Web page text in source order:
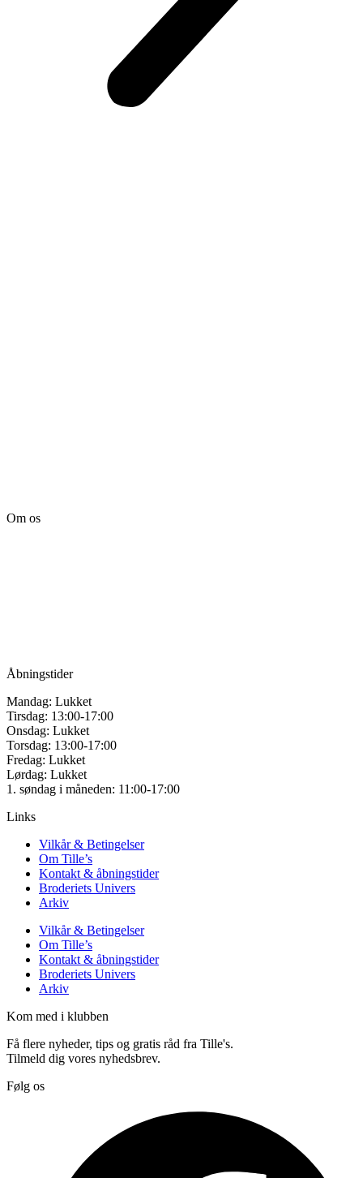
Om os
Åbningstider
Mandag: Lukket
Tirsdag: 13:00-17:00
Onsdag: Lukket
Torsdag: 13:00-17:00
Fredag: Lukket
Lørdag: Lukket
1. søndag i måneden: 11:00-17:00
Links
Vilkår & Betingelser
Om Tille’s
Kontakt & åbningstider
Broderiets Univers
Arkiv
Vilkår & Betingelser
Om Tille’s
Kontakt & åbningstider
Broderiets Univers
Arkiv
Kom med i klubben
Få flere nyheder, tips og gratis råd fra Tille's.
Tilmeld dig vores nyhedsbrev.
Følg os